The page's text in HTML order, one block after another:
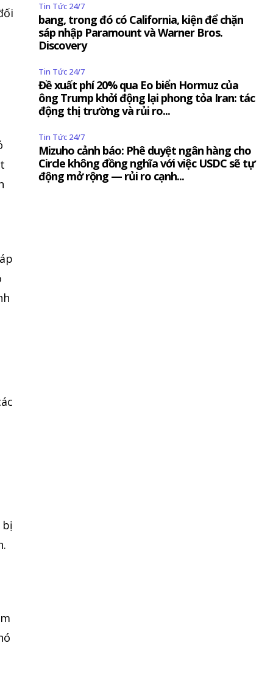
bị
Tin Tức 24/7
bang, trong đó có California, kiện để chặn
sáp nhập Paramount và Warner Bros.
Discovery
Tin Tức 24/7
Đề xuất phí 20% qua Eo biển Hormuz của
ông Trump khởi động lại phong tỏa Iran: tác
động thị trường và rủi ro...
Tin Tức 24/7
Mizuho cảnh báo: Phê duyệt ngân hàng cho
Circle không đồng nghĩa với việc USDC sẽ tự
động mở rộng — rủi ro cạnh...